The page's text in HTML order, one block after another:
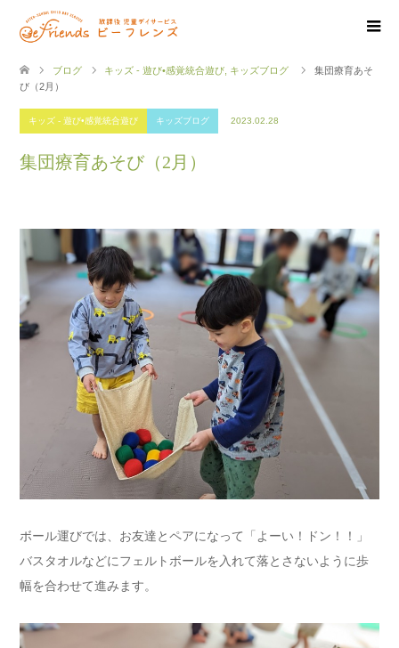
ブログ キッズ - 遊び•感覚統合遊び キッズブログ
集団療育あそ
び（2月）
キッズ - 遊び•感覚統合遊び キッズブログ 2023.02.28
集団療育あそび（2月）
ボール運びでは、お友達とペアになって「よーい！ドン！！」
バスタオルなどにフェルトボールを入れて落とさないように歩
幅を合わせて進みます。